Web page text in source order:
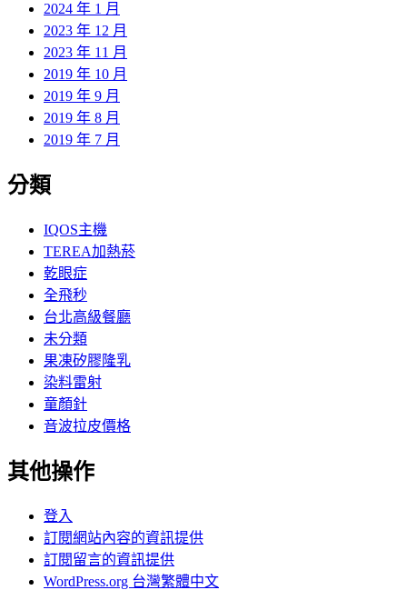
2024 年 1 月
2023 年 12 月
2023 年 11 月
2019 年 10 月
2019 年 9 月
2019 年 8 月
2019 年 7 月
分類
IQOS主機
TEREA加熱菸
乾眼症
全飛秒
台北高級餐廳
未分類
果凍矽膠隆乳
染料雷射
童顏針
音波拉皮價格
其他操作
登入
訂閱網站內容的資訊提供
訂閱留言的資訊提供
WordPress.org 台灣繁體中文